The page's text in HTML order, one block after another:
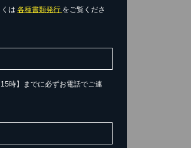
は 各種書類発行 をご覧くださ
時】までに必ずお電話でご連